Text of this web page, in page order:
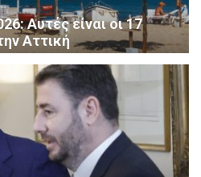
Αυτές είναι οι 17
Αττική